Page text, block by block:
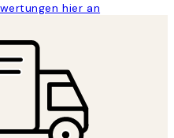
hier an